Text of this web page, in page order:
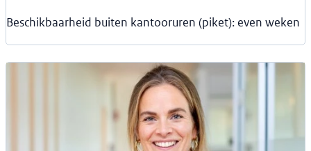
Beschikbaarheid buiten kantooruren (piket): even weken